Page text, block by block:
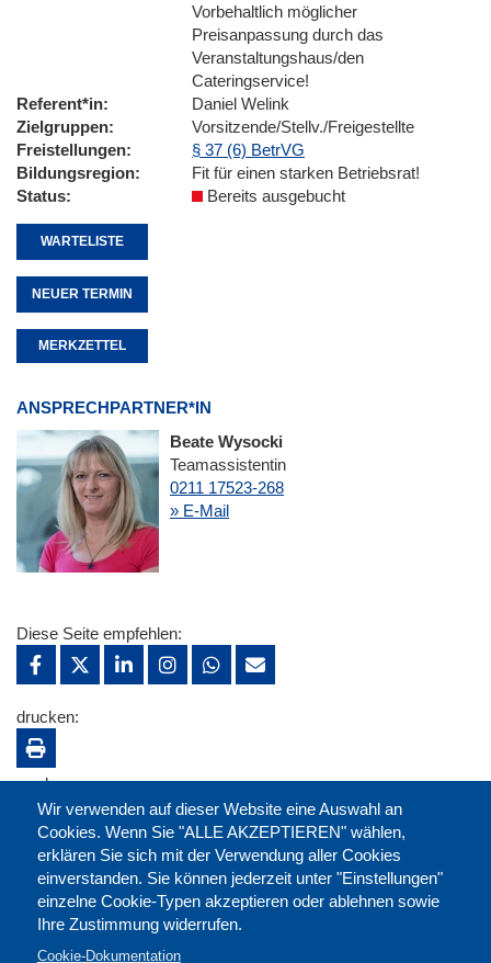
Vorbehaltlich möglicher
Preisanpassung durch das
Veranstaltungshaus/den
Cateringservice!
Referent*in
Daniel Welink
Zielgruppen
Vorsitzende/Stellv./Freigestellte
Freistellungen
§ 37 (6) BetrVG
Bildungsregion
Fit für einen starken Betriebsrat!
Status
Bereits ausgebucht
WARTELISTE
NEUER TERMIN
MERKZETTEL
ANSPRECHPARTNER*IN
Beate Wysocki
Teamassistentin
0211 17523-268
» E-Mail
Wir verwenden auf dieser Website eine Auswahl an
Cookies. Wenn Sie "ALLE AKZEPTIEREN" wählen,
erklären Sie sich mit der Verwendung aller Cookies
einverstanden. Sie können jederzeit unter "Einstellungen"
einzelne Cookie-Typen akzeptieren oder ablehnen sowie
Ihre Zustimmung widerrufen.
Cookie-Dokumentation
Diese Seite empfehlen:
drucken:
merken: